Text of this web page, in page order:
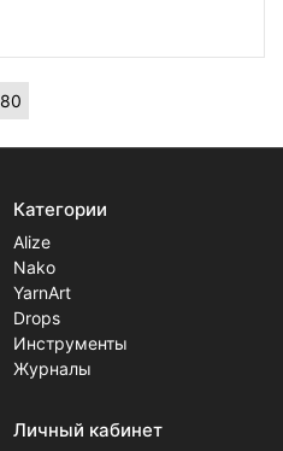
80
Категории
Alize
Nako
YarnArt
Drops
Инструменты
Журналы
Личный кабинет